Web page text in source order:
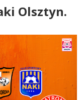
Olsztyn.